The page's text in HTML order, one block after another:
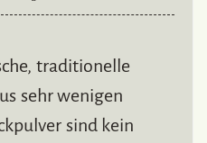
traditionelle
sehr wenigen
sind kein